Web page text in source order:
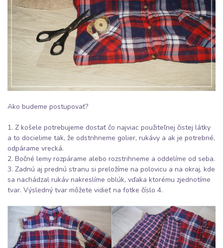
Ako budeme postupovať?
1. Z košele potrebujeme dostať čo najviac použiteľnej čistej látky
a to docielime tak, že odstrihneme golier, rukávy a ak je potrebné,
odpárame vrecká.
2. Bočné lemy rozpárame alebo rozstrihneme a oddelíme od seba.
3. Zadnú aj prednú stranu si preložíme na polovicu a na okraj, kde
sa nachádzal rukáv nakreslíme oblúk, vďaka ktorému zjednotíme
tvar. Výsledný tvar môžete vidieť na fotke číslo 4.